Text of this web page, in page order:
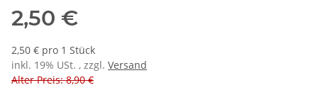
2,50 €
2,50 € pro 1 Stück
inkl. 19% USt. , zzgl. Versand
Alter Preis: 8,90 €